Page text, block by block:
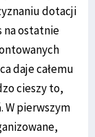
dotacji
na ostatnie
daje całemu
cieszy to,
W pierwszym